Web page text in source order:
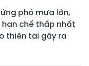
phó mưa lớn,
chế thấp nhất
thiên tai gây ra